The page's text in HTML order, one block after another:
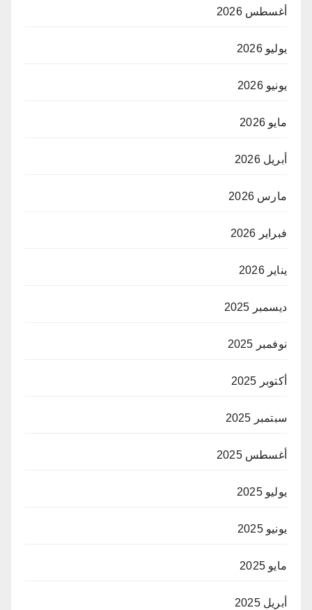
أغسطس 2026
يوليو 2026
يونيو 2026
مايو 2026
أبريل 2026
مارس 2026
فبراير 2026
يناير 2026
ديسمبر 2025
نوفمبر 2025
أكتوبر 2025
سبتمبر 2025
أغسطس 2025
يوليو 2025
يونيو 2025
مايو 2025
أبريل 2025